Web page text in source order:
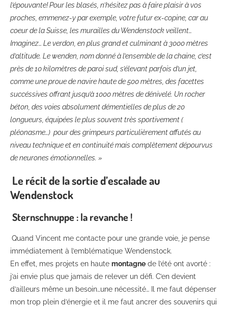
l’épouvante! Pour les blasés, n’hésitez pas à faire plaisir à vos
proches, emmenez-y par exemple, votre futur ex-copine, car au
coeur de la Suisse, les murailles du Wendenstock veillent…
Imaginez… Le verdon, en plus grand et culminant à 3000 mètres
d’altitude. Le wenden, nom donné à l’ensemble de la chaine, c’est
près de 10 kilomètres de paroi sud, s’élevant parfois d’un jet,
comme une proue de navire haute de 500 mètres, des facettes
succéssives offrant jusqu’à 1000 mètres de dénivelé. Un rocher
béton, des voies absolument démentielles de plus de 20
longueurs, équipées le plus souvent très sportivement (
pléonasme…) pour des grimpeurs particulièrement affutés au
niveau technique et en continuité mais complètement dépourvus
de neurones émotionnelles. »
Le récit de la sortie d’escalade au
Wendenstock
Sternschnuppe : la revanche !
Quand Vincent me contacte pour une grande voie, je pense
immédiatement à l’emblématique Wendenstock.
En effet, mes projets en haute montagne de l’été ont avorté :
j’ai envie plus que jamais de relever un défi. C’en devient
d’ailleurs même un besoin…une nécessité… Il me faut dépenser
mon trop plein d’énergie et il me faut ancrer des souvenirs qui